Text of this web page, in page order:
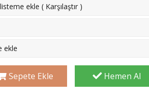
ekle ( Karşılaştır )
ekle
Sepete Ekle Hemen Al